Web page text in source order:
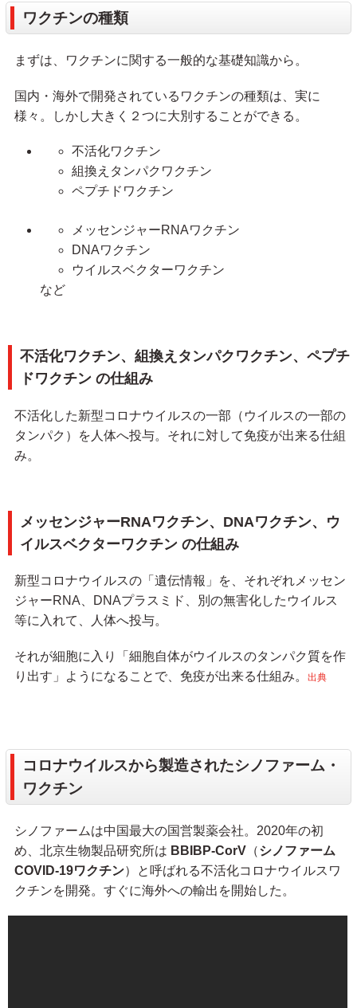
ワクチンの種類
まずは、ワクチンに関する一般的な基礎知識から。
国内・海外で開発されているワクチンの種類は、実に
様々。しかし大きく２つに大別することができる。
不活化ワクチン
組換えタンパクワクチン
ペプチドワクチン
メッセンジャーRNAワクチン
DNAワクチン
ウイルスベクターワクチン
など
不活化ワクチン、組換えタンパクワクチン、ペプチ
ドワクチン の仕組み
不活化した新型コロナウイルスの一部（ウイルスの一部の
タンパク）を人体へ投与。それに対して免疫が出来る仕組
み。
メッセンジャーRNAワクチン、DNAワクチン、ウ
イルスベクターワクチン の仕組み
新型コロナウイルスの「遺伝情報」を、それぞれメッセン
ジャーRNA、DNAプラスミド、別の無害化したウイルス
等に入れて、人体へ投与。
それが細胞に入り「細胞自体がウイルスのタンパク質を作
り出す」ようになることで、免疫が出来る仕組み。
出典
コロナウイルスから製造されたシノファーム・
ワクチン
シノファームは中国最大の国営製薬会社。2020年の初
め、北京生物製品研究所は BBIBP-CorV（シノファーム
COVID-19ワクチン）と呼ばれる不活化コロナウイルスワ
クチンを開発。すぐに海外への輸出を開始した。